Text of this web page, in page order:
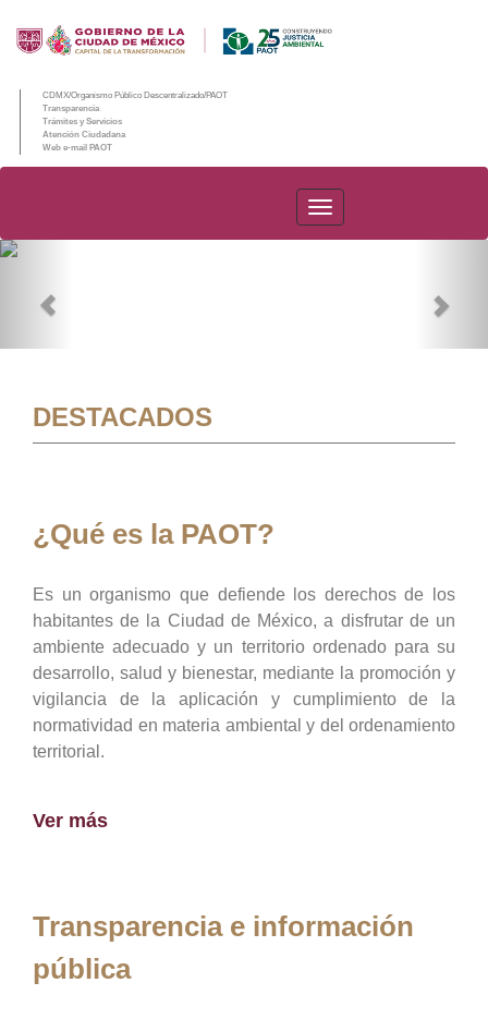
CDMX/Organismo Público Descentralizado/PAOT
Transparencia
Trámites y Servicios
Atención Ciudadana
Web e-mail PAOT
PAOT
DESTACADOS
¿Qué es la PAOT?
Es un organismo que defiende los derechos de los
habitantes de la Ciudad de México, a disfrutar de un
ambiente adecuado y un territorio ordenado para su
desarrollo, salud y bienestar, mediante la promoción y
vigilancia de la aplicación y cumplimiento de la
normatividad en materia ambiental y del ordenamiento
territorial.
Ver más
Transparencia e información
pública